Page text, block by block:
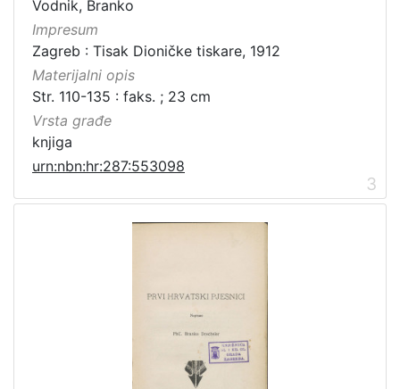
Vodnik, Branko
Impresum
Zagreb : Tisak Dioničke tiskare, 1912
Materijalni opis
Str. 110-135 : faks. ; 23 cm
Vrsta građe
knjiga
urn:nbn:hr:287:553098
3